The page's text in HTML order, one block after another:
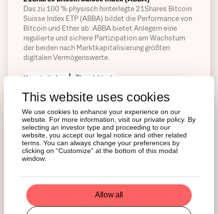
This website uses cookies
We use cookies to enhance your experience on our
website. For more information, visit our private policy. By
selecting an investor type and proceeding to our
website, you accept our legal notice and other related
terms. You can always change your preferences by
clicking on “Customize” at the bottom of this modal
window.
Allow all
Das zu 100 % physisch hinterlegte 21Shares Bitcoin
Suisse Index ETP (ABBA) bildet die Performance von
Bitcoin und Ether ab. ABBA bietet Anlegern eine
regulierte und sichere Partizipation am Wachstum
der beiden nach Marktkapitalisierung größten
digitalen Vermögenswerte.
Herunterladen Übersicht
Das 21Shares Crypto Basket Equal Weight ETP
(HODLV) ist zu 100 % physisch mit den zugrunde
liegenden Basiswerten hinterlegt und ermöglicht es
Anlegern, mit den fünf wichtigsten Kryptoassets
gleichgewichtet am Markt teilzuhaben.
21Shares Crypto Basket Index (HODL5)
Das 21Shares Crypto Basket Index ETP (HODL5) ist